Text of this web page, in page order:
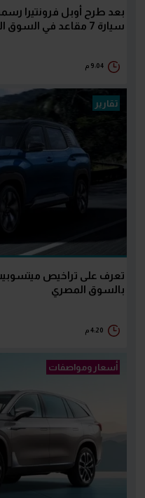
بعد طرح أوبل فرونتيرا
سيارة 7 مقاعد في السوق المصري
9:04 م
تقارير
تعرف على تراخيص
بالسوق المصري
4:20 م
أسعار ومواصفات